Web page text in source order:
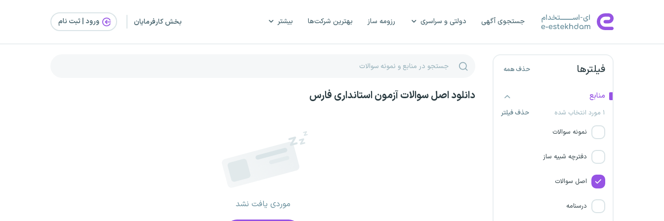
جستجوی آگهی دولتی و سراسری رزومه ساز بهترین شرکت‌ها بیشتر بخش کارفرمایان ورود | ثبت‌ نام
فیلترها حذف همه
منابع
۱ مورد انتخاب شده
حذف فیلتر
نمونه سوالات
دفترچه شبیه ساز
اصل سوالات
درسنامه
استانداری ایلام
استانداری آذربایجان غربی
خبرگزاری ایرنا
استانداری یزد
استانداری مرکزی
شرکت ملی گاز ایران
استانداری گیلان
دانلود اصل سوالات آزمون استانداری فارس
موردی یافت نشد